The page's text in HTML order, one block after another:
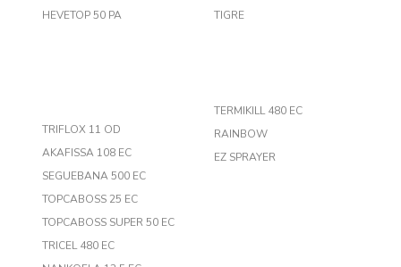
HEVETOP 50 PA
TIGRE
TRIFLOX 11 OD
AKAFISSA 108 EC
SEGUEBANA 500 EC
TOPCABOSS 25 EC
TOPCABOSS SUPER 50 EC
TRICEL 480 EC
TERMIKILL 480 EC
RAINBOW
EZ SPRAYER